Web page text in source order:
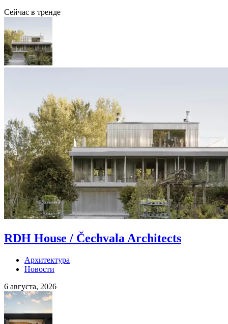
Сейчас в тренде
RDH House / Čechvala Architects
Архитектура
Новости
6 августа, 2026